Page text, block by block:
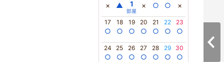
× ▲ 1
部屋
× ○ ○ ×
17
○
18
○
19
○
20
○
21
○
22
○
23
○
24
○
25
○
26
○
27
○
28
○
29
○
30
○